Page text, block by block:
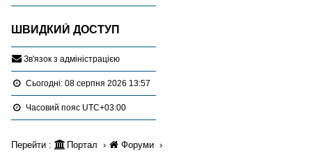
ШВИДКИЙ ДОСТУП
Зв'язок з адміністрацією
Сьогодні: 08 серпня 2026 13:57
Часовий пояс UTC+03:00
Перейти : Портал
Форуми